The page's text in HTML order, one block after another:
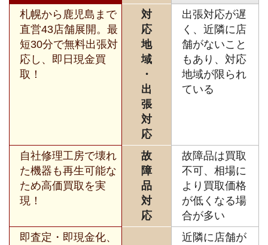
札幌から鹿児島まで
直営43店舗展開。最
短30分で無料出張対
応し、即日現金買
取！
対
応
地
域
・
出
張
対
応
出張対応が遅
く、近隣に店
舗がないこと
もあり、対応
地域が限られ
ている
自社修理工房で壊れ
た機器も再生可能な
ため高価買取を実
現！
故
障
品
対
応
故障品は買取
不可、相場に
より買取価格
が低くなる場
合が多い
即査定・即現金化、
近隣に店舗が